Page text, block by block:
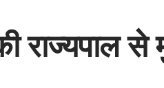
राज्यपाल से